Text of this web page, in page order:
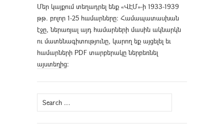
Մեր կայքում տեղադրել ենք «ՎԷՄ»-ի 1933-1939
թթ. բոլոր 1-25 համարները։ Համապատասխան
էջը, ներառյալ այդ համարների մասին ակնարկն
ու մատենագիտությունը, կարող եք այցելել եւ
համարների PDF տարբերակը ներբեռնել
այստեղից։
Search
for: